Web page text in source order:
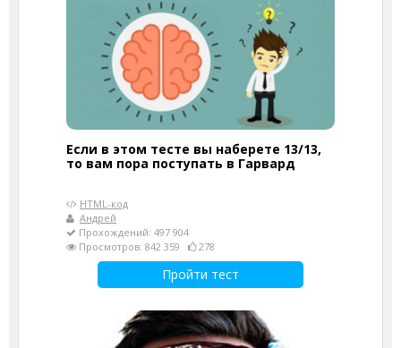
Если в этом тесте вы наберете 13/13,
то вам пора поступать в Гарвард
HTML-код
Андрей
Прохождений: 497 904
Просмотров: 842 359
278
Пройти тест